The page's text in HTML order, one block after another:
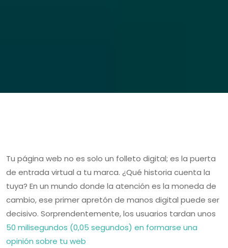
Tu página web no es solo un folleto digital; es la puerta
de entrada virtual a tu marca. ¿Qué historia cuenta la
tuya? En un mundo donde la atención es la moneda de
cambio, ese primer apretón de manos digital puede ser
decisivo. Sorprendentemente, los usuarios tardan unos
50 milisegundos (0,05 segundos) en formarse una
opinión sobre tu web